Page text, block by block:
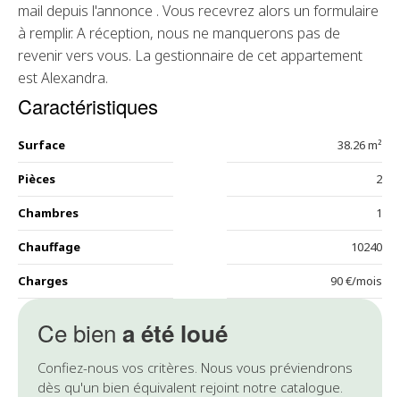
Ce bien a été loué
Confiez-nous vos critères. Nous vous préviendrons
dès qu'un bien équivalent rejoint notre catalogue.
mail depuis l'annonce . Vous recevrez alors un formulaire
à remplir. A réception, nous ne manquerons pas de
revenir vers vous. La gestionnaire de cet appartement
est Alexandra.
Caractéristiques
Surface 38.26 m²
Pièces 2
Chambres 1
Chauffage 10240
Charges 90 €/mois